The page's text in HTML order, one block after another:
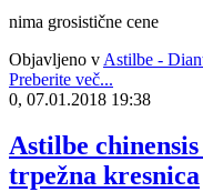
nima grosistične cene
Objavljeno v Astilbe -
Preberite več...
0, 07.01.2018 19:38
Astilbe
trpežna kresnica